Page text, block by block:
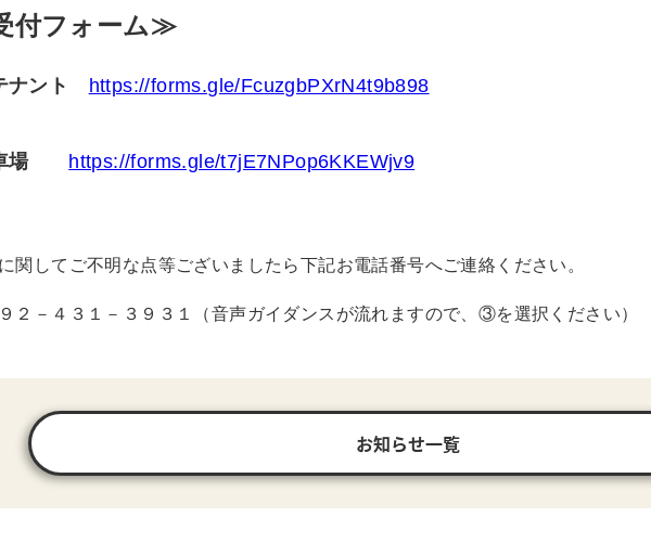
付フォーム≫
ナント https://forms.gle/FcuzgbPXrN4t9b898
場 https://forms.gle/t7jE7NPop6KKEWjv9
関してご不明な点等ございましたら下記お電話番号へご連絡ください。
２－４３１－３９３１（音声ガイダンスが流れますので、③を選択ください）
お知らせ一覧